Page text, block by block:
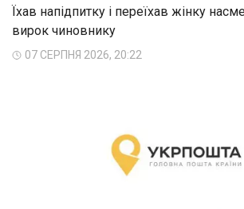
Їхав напідпитку і переїхав жінку
вирок чиновнику
07 СЕРПНЯ 2026, 20:22